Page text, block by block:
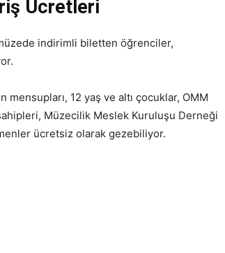
Ücretleri
indirimli biletten öğrenciler,
mensupları, 12 yaş ve altı çocuklar, OMM
Müzecilik Meslek Kuruluşu Derneği
ücretsiz olarak gezebiliyor.